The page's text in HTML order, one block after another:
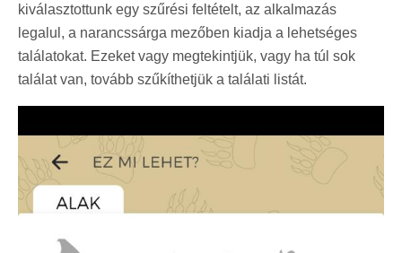
kiválasztottunk egy szűrési feltételt, az alkalmazás
legalul, a narancssárga mezőben kiadja a lehetséges
találatokat. Ezeket vagy megtekintjük, vagy ha túl sok
találat van, tovább szűkíthetjük a találati listát.